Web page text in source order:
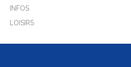
INFOS
LOISIRS